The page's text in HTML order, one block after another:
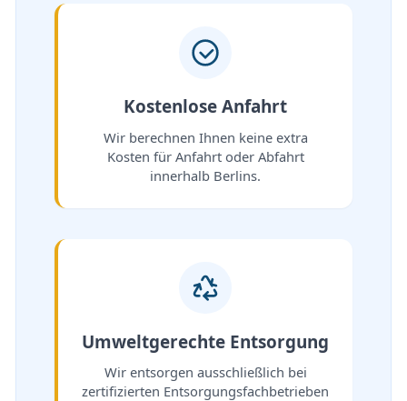
Kostenlose Anfahrt
Wir berechnen Ihnen keine extra
Kosten für Anfahrt oder Abfahrt
innerhalb Berlins.
Umweltgerechte Entsorgung
Wir entsorgen ausschließlich bei
zertifizierten Entsorgungsfachbetrieben